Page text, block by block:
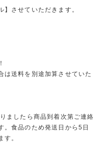
させていただきます。
は送料を別途加算させていた
ましたら商品到着次第ご連絡
。食品のため発送日から5日
す。